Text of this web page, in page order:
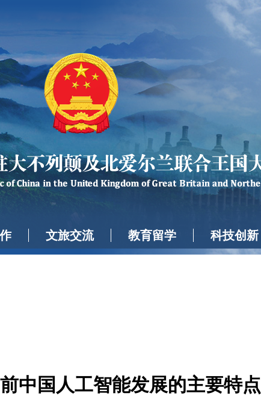
文旅交流 教育留学 科技创新
中国人工智能发展的主要特点